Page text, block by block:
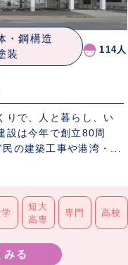
・鋼構造
装
114人
りで、人と暮らし、い
は今年で創立80周
の建築工事や港湾・...
短大
高専
専門 高校
みる